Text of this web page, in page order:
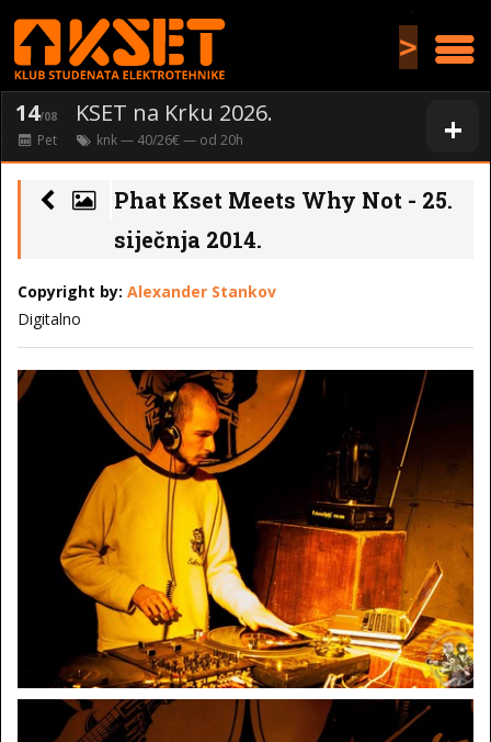
>
+
14/08 KSET na Krku 2026.
Pet knk— 40/26€ — od 20h
Phat Kset Meets Why Not - 25.
siječnja 2014.
Copyright by: Alexander Stankov
Digitalno